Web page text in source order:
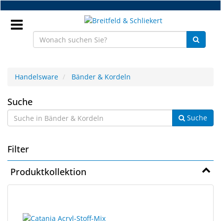
Zum
Hauptinhalt
springen
NEU
Brillenteile
Werkstatt
Handelsware
Handelsware Bänder & Kordeln
Bänder
&
Kordeln
Suche
Suche
Filter
Produktkollektion
Ergebnisse
gerendert.